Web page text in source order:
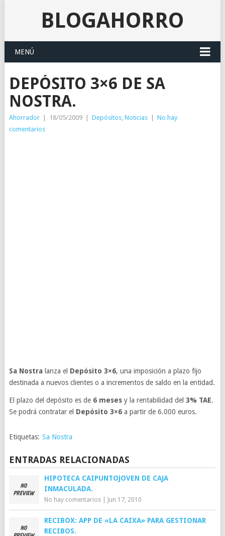
BLOGAHORRO
MENÚ
DEPÓSITO 3×6 DE SA
NOSTRA.
Ahorrador 18/05/2009 Depósitos, Noticias
No hay
comentarios
Sa Nostra lanza el Depósito 3×6, una imposición a plazo fijo
destinada a nuevos clientes o a incrementos de saldo en la entidad.
El plazo del depósito es de 6 mesesy la rentabilidad del 3% TAE.
Se podrá contratar el Depósito 3×6a partir de 6.000 euros.
Etiquetas: Sa Nostra
ENTRADAS RELACIONADAS
HIPOTECA CAIPUNTOJOVEN DE CAJA
INMACULADA.
No hay comentarios| Jun 17, 2010
RECIBOX: APP DE «LA CAIXA» PARA GESTIONAR
RECIBOS.